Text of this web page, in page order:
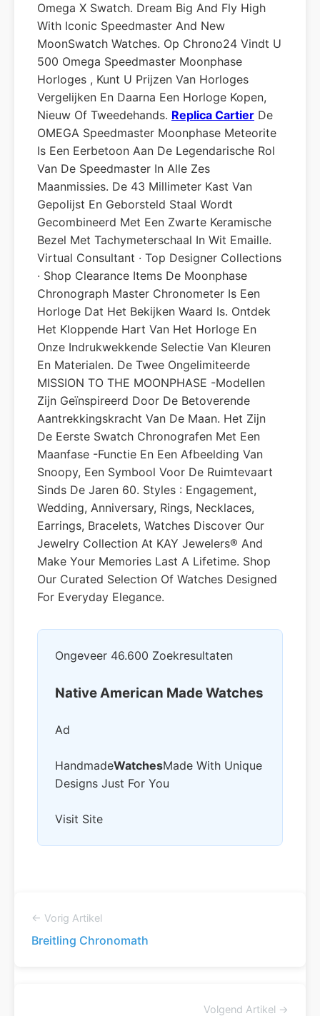
Omega X Swatch. Dream Big And Fly High
With Iconic Speedmaster And New
MoonSwatch Watches. Op Chrono24 Vindt U
500 Omega Speedmaster Moonphase
Horloges , Kunt U Prijzen Van Horloges
Vergelijken En Daarna Een Horloge Kopen,
Nieuw Of Tweedehands. Replica Cartier De
OMEGA Speedmaster Moonphase Meteorite
Is Een Eerbetoon Aan De Legendarische Rol
Van De Speedmaster In Alle Zes
Maanmissies. De 43 Millimeter Kast Van
Gepolijst En Geborsteld Staal Wordt
Gecombineerd Met Een Zwarte Keramische
Bezel Met Tachymeterschaal In Wit Emaille.
Virtual Consultant · Top Designer Collections
· Shop Clearance Items De Moonphase
Chronograph Master Chronometer Is Een
Horloge Dat Het Bekijken Waard Is. Ontdek
Het Kloppende Hart Van Het Horloge En
Onze Indrukwekkende Selectie Van Kleuren
En Materialen. De Twee Ongelimiteerde
MISSION TO THE MOONPHASE -modellen
Zijn Geïnspireerd Door De Betoverende
Aantrekkingskracht Van De Maan. Het Zijn
De Eerste Swatch Chronografen Met Een
Maanfase -functie En Een Afbeelding Van
Snoopy, Een Symbool Voor De Ruimtevaart
Sinds De Jaren 60. Styles : Engagement,
Wedding, Anniversary, Rings, Necklaces,
Earrings, Bracelets, Watches Discover Our
Jewelry Collection At KAY Jewelers® And
Make Your Memories Last A Lifetime. Shop
Our Curated Selection Of Watches Designed
For Everyday Elegance.
Ongeveer 46.600 Zoekresultaten
Native American Made Watches
Ad
HandmadeWatchesMade With Unique
Designs Just For You
Visit Site
← Vorig Artikel
Breitling Chronomath
Volgend Artikel →